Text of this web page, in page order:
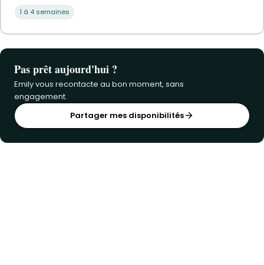
1 à 4 semaines
Pas prêt aujourd'hui ?
Emily vous recontacte au bon moment, sans
engagement.
Partager mes disponibilités